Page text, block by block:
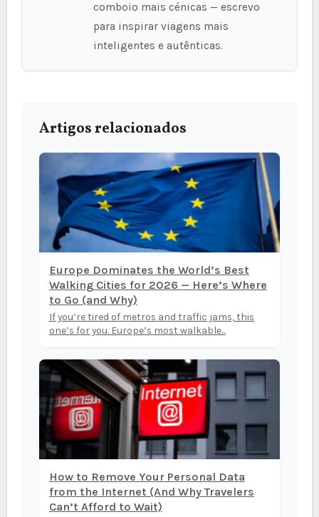
comboio mais cénicas — escrevo
para inspirar viagens mais
inteligentes e autênticas.
Artigos relacionados
Europe Dominates the World’s Best
Walking Cities for 2026 — Here’s Where
to Go (and Why)
If you’re tired of metros and traffic jams, this
one’s for you. Europe’s most walkable...
How to Remove Your Personal Data
from the Internet (And Why Travelers
Can’t Afford to Wait)